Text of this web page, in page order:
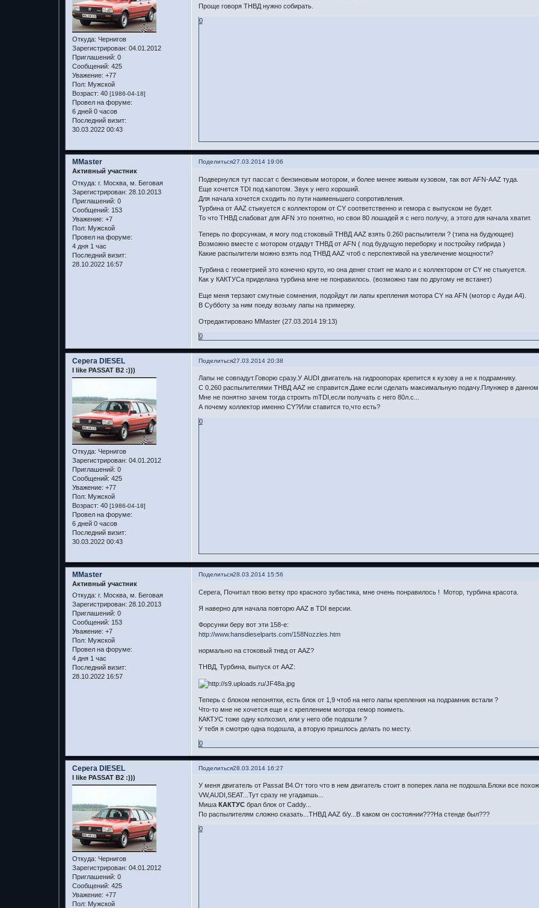
Откуда: Чернигов
Зарегистрирован: 04.01.2012
Приглашений: 0
Сообщений: 425
Уважение: +77
Пол: Мужской
Возраст: 40 [1986-04-18]
Провел на форуме:
6 дней 0 часов
Последний визит:
30.03.2022 00:43
Проще говоря ТНВД нужно собирать.
0
Поделиться27.03.2014 19:06
MMaster
Активный участник
Откуда: г. Москва, м. Беговая
Зарегистрирован: 28.10.2013
Приглашений: 0
Сообщений: 153
Уважение: +7
Пол: Мужской
Провел на форуме:
4 дня 1 час
Последний визит:
28.10.2022 16:57
Подвернулся тут пассат с бензиновым мотором, и более менее живым кузовом, так вот AFN-AAZ туда.
Еще хочется TDI под капотом. Звук у него хороший.
Для начала хочется сходить по пути наименьшего сопротивления.
Турбина от AAZ стыкуется с коллектором от CY соответственно и гемора с выпуском не будет.
То что ТНВД слабоват для AFN это понятно, но свои 80 лошадей я с него получу, а этого для начала хватит.
Теперь по форсункам, я могу под стоковый ТНВД AAZ взять 0.260 распылители ? (типа на будующее)
Возможно вместе с мотором отдадут ТНВД от AFN ( под будущую переборку и постройку гибрида )
Какие распылители можно взять под ТНВД AAZ чтоб с перспективой на увеличение мощности?
Турбина с геометрией это конечно круто, но она денег стоит не мало и с коллектором от CY не стыкуется.
Как у КАКТУСа приделана турбина мне не понравилось. (возможно там по другому не встанет)
Еще меня терзают смутные сомнения, подойдут ли лапы крепления мотора CY на AFN (мотор с Ауди А4).
В Субботу за ним поеду возьму лапы на примерку.
Отредактировано MMaster (27.03.2014 19:13)
0
Поделиться27.03.2014 20:38
Серега DIESEL
I like PASSAT B2 :)))
Откуда: Чернигов
Зарегистрирован: 04.01.2012
Приглашений: 0
Сообщений: 425
Уважение: +77
Пол: Мужской
Возраст: 40 [1986-04-18]
Провел на форуме:
6 дней 0 часов
Последний визит:
30.03.2022 00:43
Лапы не совпадут.Говорю сразу.У AUDI двигатель на гидроопорах крепится к кузову а не к подрамнику.
С 0.260 распылителями ТНВД AAZ не справится.Даже если сделать максимальную подачу.Плунжер в
Мне не понятно зачем тогда строить mTDI,если получать с него 80л.с...
А почему коллектор именно CY?Или ставится то,что есть?
0
Поделиться28.03.2014 15:56
MMaster
Активный участник
Откуда: г. Москва, м. Беговая
Зарегистрирован: 28.10.2013
Приглашений: 0
Сообщений: 153
Уважение: +7
Пол: Мужской
Провел на форуме:
4 дня 1 час
Последний визит:
28.10.2022 16:57
Серега, Почитал твою ветку про красного зубастика, мне очень понравилось ! Мотор, турбина красота.
Я наверно для начала повторю AAZ в TDI версии.
Форсунки беру вот эти 158-е:
http://www.hansdieselparts.com/158Nozzles.htm
нормально на стоковый тнвд от AAZ?
ТНВД, Турбина, выпуск от AAZ:
Теперь с блоком непонятки, есть блок от 1,9 чтоб на него лапы крепления на подрамник встали ?
Что-то мне не хочется еще и с креплением мотора гемор поиметь.
КАКТУС тоже одну колхозил, или у него обе подошли ?
У тебя я смотрю одна подошла, а вторую пришлось делать по месту.
0
Поделиться28.03.2014 16:27
Серега DIESEL
I like PASSAT B2 :)))
Откуда: Чернигов
Зарегистрирован: 04.01.2012
Приглашений: 0
Сообщений: 425
Уважение: +77
Пол: Мужской
У меня двигатель от Passat B4.От того что в нем двигатель стоит в поперек лапа не подошла.Блоки все
VW,AUDI,SEAT...Тут сразу не угадаешь...
Миша КАКТУСбрал блок от Caddy...
По распылителям сложно сказать...ТНВД AAZ б/у...В каком он состоянии???На стенде был???
0